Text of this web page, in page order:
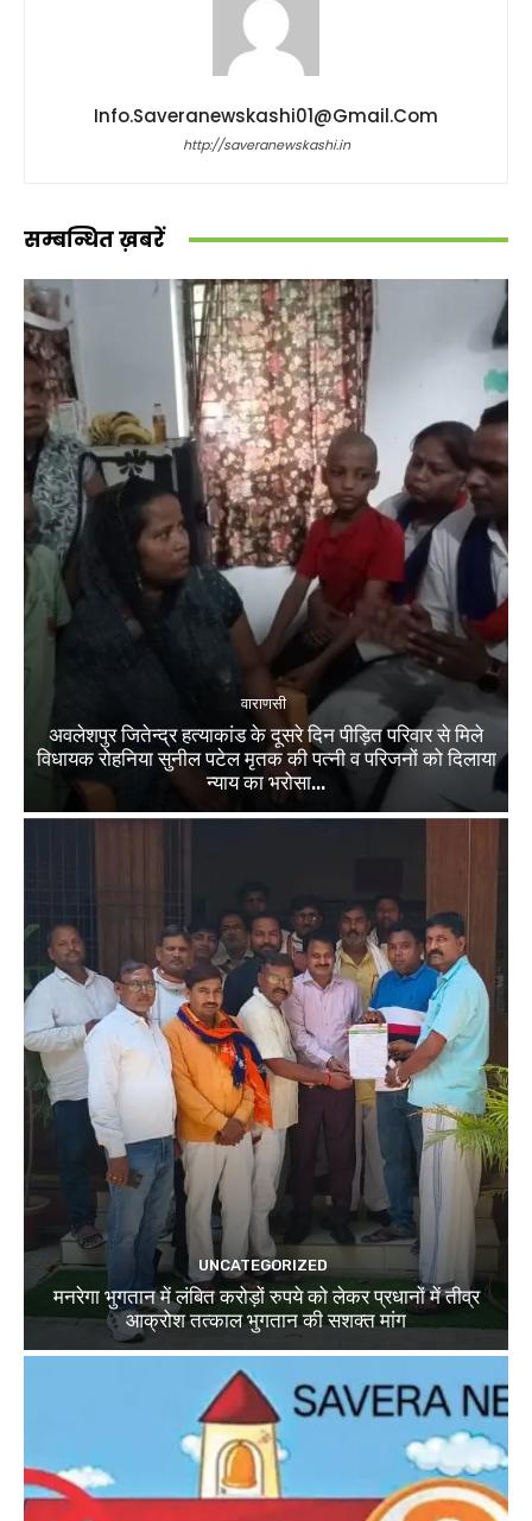
Info.saveranewskashi01@gmail.com
http://saveranewskashi.in
सम्बन्धित ख़बरें
वाराणसी
अवलेशपुर जितेन्द्र हत्याकांड के दूसरे दिन पीड़ित परिवार से मिले
विधायक रोहनिया सुनील पटेल मृतक की पत्नी व परिजनों को दिलाया
न्याय का भरोसा...
UNCATEGORIZED
मनरेगा भुगतान में लंबित करोड़ों रुपये को लेकर प्रधानों में तीव्र
आक्रोश तत्काल भुगतान की सशक्त मांग